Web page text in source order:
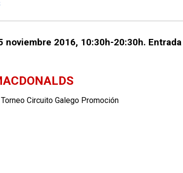
noviembre 2016, 10:30h-20:30h.
Circuito Galego Promoción